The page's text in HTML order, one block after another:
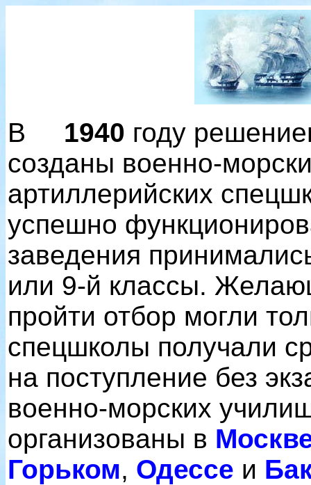
В 1940 году
созданы военно-
артиллерийских
успешно
заведения
или 9-й классы.
пройти отбор могли
спецшколы получали
на поступление без
военно-морских
организованы в
Горьком, Одессе и